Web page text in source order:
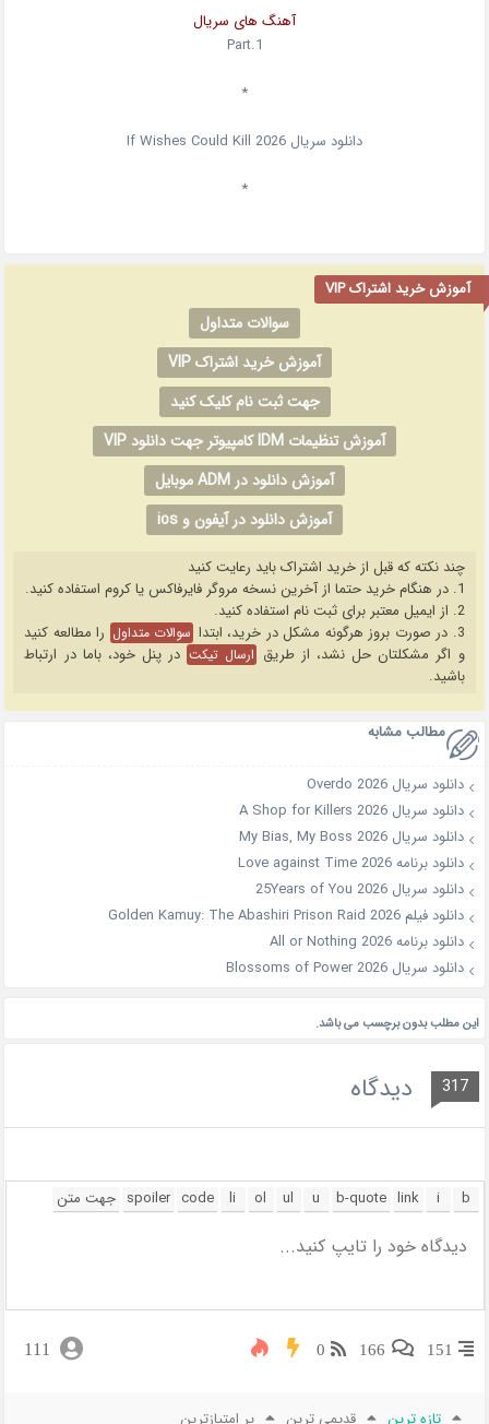
آهنگ های سریال
Part.1
*
دانلود سریال If Wishes Could Kill 2026
*
آموزش خرید اشتراک VIP
سوالات متداول
آموزش خرید اشتراک VIP
جهت ثبت نام کلیک کنید
آموزش تنظیمات IDM کامپیوتر جهت دانلود VIP
آموزش دانلود در ADM موبایل
آموزش دانلود در آیفون و ios
چند نکته که قبل از خرید اشتراک باید رعایت کنید
1. در هنگام خرید حتما از آخرین نسخه مروگر فایرفاکس یا کروم استفاده کنید.
2. از ایمیل معتبر برای ثبت نام استفاده کنید.
3. در صورت بروز هرگونه مشکل در خرید، ابتدا
سوالات متداول را مطالعه کنید
و اگر مشکلتان حل نشد، از طریق ارسال تیکت در پنل خود، باما در ارتباط
باشید.
مطالب مشابه
دانلود سریال Overdo 2026
دانلود سریال A Shop for Killers 2026
دانلود سریال My Bias, My Boss 2026
دانلود برنامه Love against Time 2026
دانلود سریال 25Years of You 2026
دانلود فیلم Golden Kamuy: The Abashiri Prison Raid 2026
دانلود برنامه All or Nothing 2026
دانلود سریال Blossoms of Power 2026
این مطلب بدون برچسب می باشد.
317 دیدگاه
151
166
0
111
تازه ترین قدیمی ترین پر امتیازترین